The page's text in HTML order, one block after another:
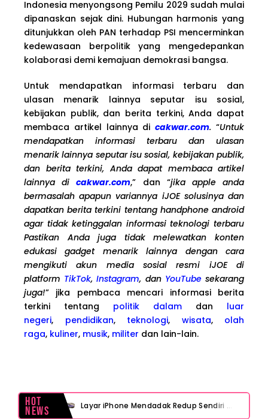
Indonesia menyongsong Pemilu 2029 sudah mulai
dipanaskan sejak dini. Hubungan harmonis yang
ditunjukkan oleh PAN terhadap PSI mencerminkan
kedewasaan berpolitik yang mengedepankan
kolaborasi demi kemajuan demokrasi bangsa.
Untuk mendapatkan informasi terbaru dan
ulasan menarik lainnya seputar isu sosial,
kebijakan publik, dan berita terkini, Anda dapat
membaca artikel lainnya dicakwar.com.“Untuk
mendapatkan informasi terbaru dan ulasan
menarik lainnya seputar isu sosial, kebijakan publik,
dan berita terkini, Anda dapat membaca artikel
lainnya dicakwar.com,” dan “jika apple anda
bermasalah apapun variannya iJOE solusinya dan
dapatkan berita terkini tentang handphone android
agar tidak ketinggalan informasi teknologi terbaru
Pastikan Anda juga tidak melewatkan konten
edukasi gadget menarik lainnya dengan cara
mengikuti akun media sosial resmi iJOE di
platform TikTok,Instagram, dan YouTubesekarang
juga!” jika pembaca mencari informasi berita
terkini tentang politik dalam dan luar
negeri, pendidikan, teknologi, wisata, olah
raga, kuliner, musik, militer dan lain-lain.
Hot
News Layar iPhone Mendadak Redup Sendiri Padahal Auto-Brightness Mati? Ini Penyebab & Solusinya!